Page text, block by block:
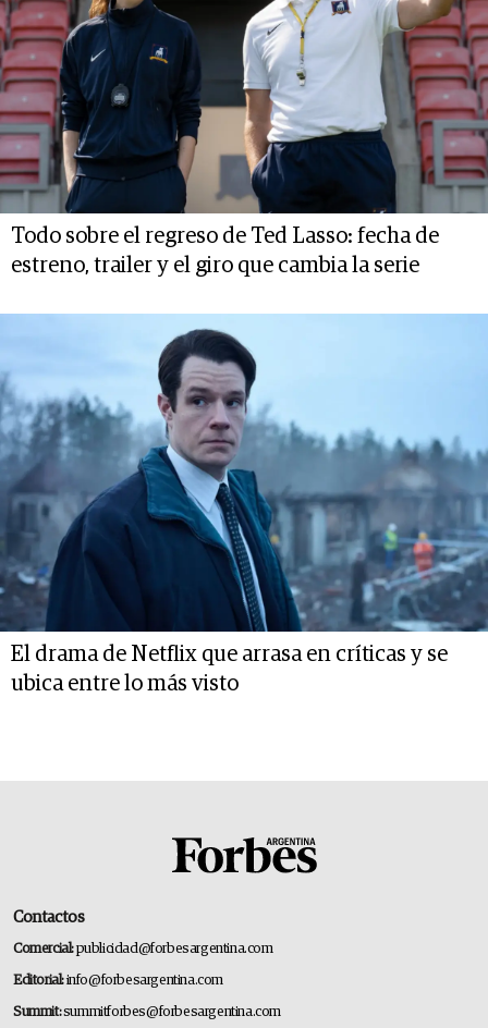
Todo sobre el regreso de Ted Lasso: fecha de
estreno, trailer y el giro que cambia la serie
El drama de Netflix que arrasa en críticas y se
ubica entre lo más visto
Contactos
Comercial:publicidad@forbesargentina.com
Editorial:info@forbesargentina.com
Summit:summitforbes@forbesargentina.com